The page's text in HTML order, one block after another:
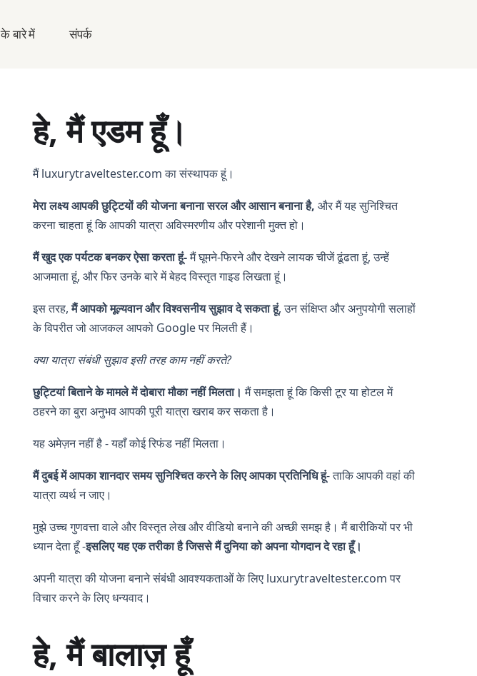
के बारे में संपर्क
हे, मैं एडम हूँ।
मैं luxurytraveltester.com का संस्थापक हूं।
मेरा लक्ष्य आपकी छुट्टियों की योजना बनाना सरल और आसान बनाना है, और मैं यह सुनिश्चित
करना चाहता हूं कि आपकी यात्रा अविस्मरणीय और परेशानी मुक्त हो।
मैं खुद एक पर्यटक बनकर ऐसा करता हूं-मैं घूमने-फिरने और देखने लायक चीजें ढूंढता हूं, उन्हें
आजमाता हूं, और फिर उनके बारे में बेहद विस्तृत गाइड लिखता हूं।
इस तरह,मैं आपको मूल्यवान और विश्वसनीय सुझाव दे सकता हूं, उन संक्षिप्त और अनुपयोगी सलाहों
के विपरीत जो आजकल आपको Google पर मिलती हैं।
क्या यात्रा संबंधी सुझाव इसी तरह काम नहीं करते?
छुट्टियां बिताने के मामले में दोबारा मौका नहीं मिलता। मैं समझता हूं कि किसी टूर या होटल में
ठहरने का बुरा अनुभव आपकी पूरी यात्रा खराब कर सकता है।
यह अमेज़न नहीं है - यहाँ कोई रिफंड नहीं मिलता।
मैं दुबई में आपका शानदार समय सुनिश्चित करने के लिए आपका प्रतिनिधि हूं- ताकि आपकी वहां की
यात्रा व्यर्थ न जाए।
मुझे उच्च गुणवत्ता वाले और विस्तृत लेख और वीडियो बनाने की अच्छी समझ है। मैं बारीकियों पर भी
ध्यान देता हूँ -इसलिएयह एक तरीका है जिससे मैं दुनिया को अपना योगदान दे रहा हूँ।
अपनी यात्रा की योजना बनाने संबंधी आवश्यकताओं के लिए luxurytraveltester.com पर
विचार करने के लिए धन्यवाद।
हे, मैं बालाज़ हूँ